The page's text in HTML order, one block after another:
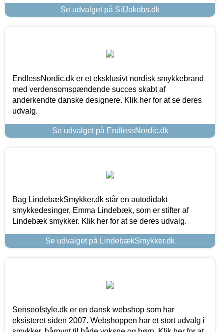
Se udvalget på SifJakobs.dk
EndlessNordic.dk er et eksklusivt nordisk smykkebrand
med verdensomspændende succes skabt af
anderkendte danske designere. Klik her for at se deres
udvalg.
Se udvalget på EndlessNordic.dk
Bag LindebækSmykker.dk står en autodidakt
smykkedesinger, Emma Lindebæk, som er stifter af
Lindebæk smykker. Klik her for at se deres udvalg.
Se udvalget på LindebækSmykker.dk
Senseofstyle.dk er en dansk webshop som har
eksisteret siden 2007. Webshoppen har et stort udvalg i